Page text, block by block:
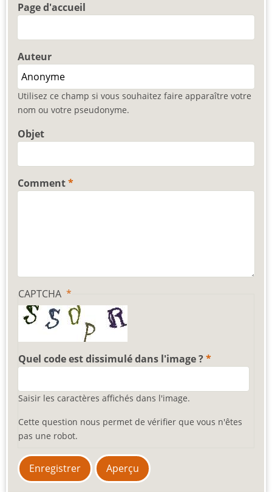
Page d'accueil
Auteur
Utilisez ce champ si vous souhaitez faire apparaître votre
nom ou votre pseudonyme.
Objet
Comment
CAPTCHA
Quel code est dissimulé dans l'image ?
Saisir les caractères affichés dans l'image.
Cette question nous permet de vérifier que vous n'êtes
pas une robot.